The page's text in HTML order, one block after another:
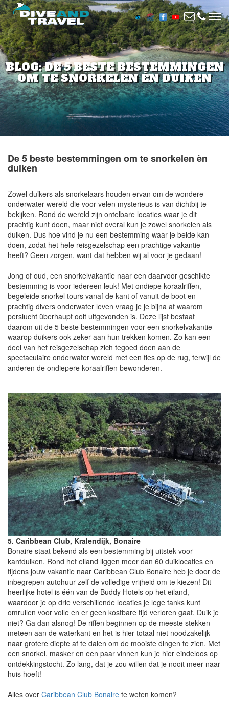
BLOG: DE 5 BESTE BESTEMMINGEN
OM TE SNORKELEN ÈN DUIKEN
De 5 beste bestemmingen om te snorkelen èn
duiken
Zowel duikers als snorkelaars houden ervan om de wondere
onderwater wereld die voor velen mysterieus is van dichtbij te
bekijken. Rond de wereld zijn ontelbare locaties waar je dit
prachtig kunt doen, maar niet overal kun je zowel snorkelen als
duiken. Dus hoe vind je nu een bestemming waar je beide kan
doen, zodat het hele reisgezelschap een prachtige vakantie
heeft? Geen zorgen, want dat hebben wij al voor je gedaan!
Jong of oud, een snorkelvakantie naar een daarvoor geschikte
bestemming is voor iedereen leuk! Met ondiepe koraalriffen,
begeleide snorkel tours vanaf de kant of vanuit de boot en
prachtig divers onderwater leven vraag je je bijna af waarom
perslucht überhaupt ooit uitgevonden is. Deze lijst bestaat
daarom uit de 5 beste bestemmingen voor een snorkelvakantie
waarop duikers ook zeker aan hun trekken komen. Zo kan een
deel van het reisgezelschap zich tegoed doen aan de
spectaculaire onderwater wereld met een fles op de rug, terwijl de
anderen de ondiepere koraalriffen bewonderen.
5. Caribbean Club, Kralendijk, Bonaire
Bonaire staat bekend als een bestemming bij uitstek voor
kantduiken. Rond het eiland liggen meer dan 60 duiklocaties en
tijdens jouw vakantie naar Caribbean Club Bonaire heb je door de
inbegrepen autohuur zelf de volledige vrijheid om te kiezen! Dit
heerlijke hotel is één van de Buddy Hotels op het eiland,
waardoor je op drie verschillende locaties je lege tanks kunt
omruilen voor volle en er geen kostbare tijd verloren gaat. Duik je
niet? Ga dan alsnog! De riffen beginnen op de meeste stekken
meteen aan de waterkant en het is hier totaal niet noodzakelijk
naar grotere diepte af te dalen om de mooiste dingen te zien. Met
een snorkel, masker en een paar vinnen kun je hier eindeloos op
ontdekkingstocht. Zo lang, dat je zou willen dat je nooit meer naar
huis hoeft!
Alles over Caribbean Club Bonaire te weten komen?